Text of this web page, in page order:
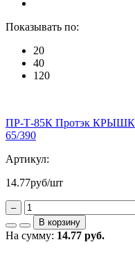
Показывать по:
20
40
120
ПР-Т-85К Протэк
65/390
Артикул:
14.77руб/шт
–
В корзину
На сумму: 14.77 руб.